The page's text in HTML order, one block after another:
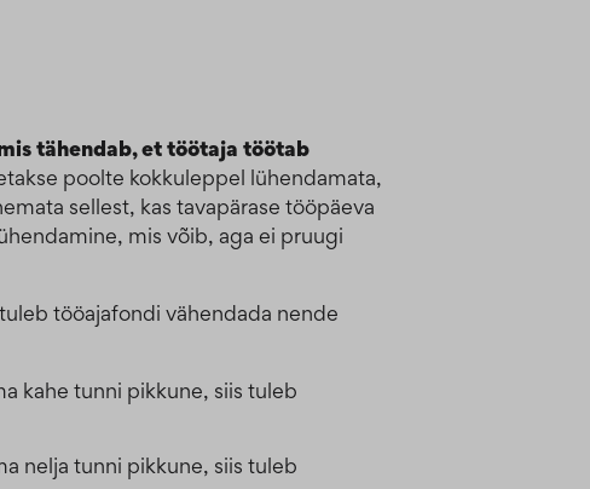
tähendab, et töötaja töötab
poolte kokkuleppel lühendamata,
sellest, kas tavapärase tööpäeva
mis võib, aga ei pruugi
tööajafondi vähendada nende
kahe tunni pikkune, siis tuleb
nelja tunni pikkune, siis tuleb